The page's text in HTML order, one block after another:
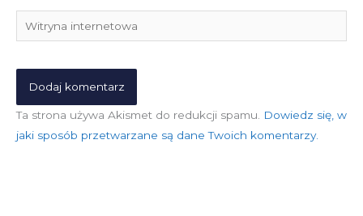
Witryna
internetowa
Ta strona używa Akismet do redukcji spamu. Dowiedz się, w
jaki sposób przetwarzane są dane Twoich komentarzy.